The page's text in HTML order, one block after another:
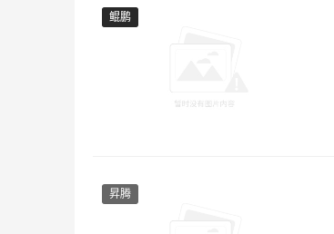
鲲鹏
鲲鹏
昇腾